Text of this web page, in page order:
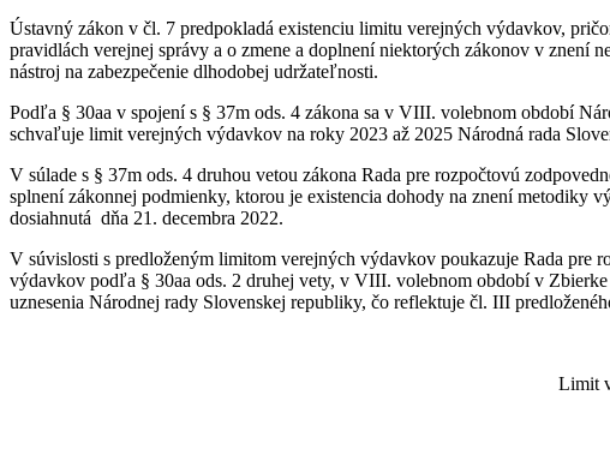
Ústavný zákon v čl. 7 predpokladá existenciu limitu verejných výdavkov,
pravidlách verejnej správy a o zmene a doplnení niektorých zákonov v znení
nástroj na zabezpečenie dlhodobej udržateľnosti.
Podľa § 30aa v spojení s § 37m ods. 4 zákona sa v VIII. volebnom období
schvaľuje limit verejných výdavkov na roky 2023 až 2025 Národná rada
V súlade s § 37m ods. 4 druhou vetou zákona Rada pre rozpočtovú
splnení zákonnej podmienky, ktorou je existencia dohody na znení
dosiahnutá dňa 21. decembra 2022.
V súvislosti s predloženým limitom verejných výdavkov poukazuje Rada pre
výdavkov podľa § 30aa ods. 2 druhej vety, v VIII. volebnom období v
uznesenia Národnej rady Slovenskej republiky, čo reflektuje čl. III
Limit